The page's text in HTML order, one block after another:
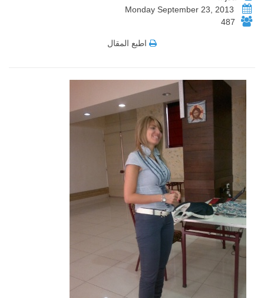
487
اطبع المقال